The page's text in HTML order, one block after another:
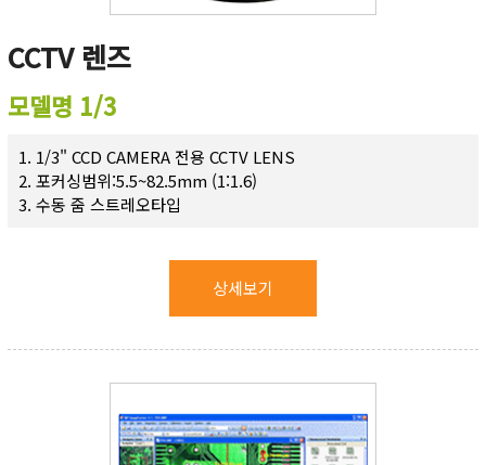
CCTV 렌즈
모델명 1/3
1. 1/3" CCD CAMERA 전용 CCTV LENS
2. 포커싱범위:5.5~82.5mm (1:1.6)
3. 수동 줌 스트레오타입
상세보기